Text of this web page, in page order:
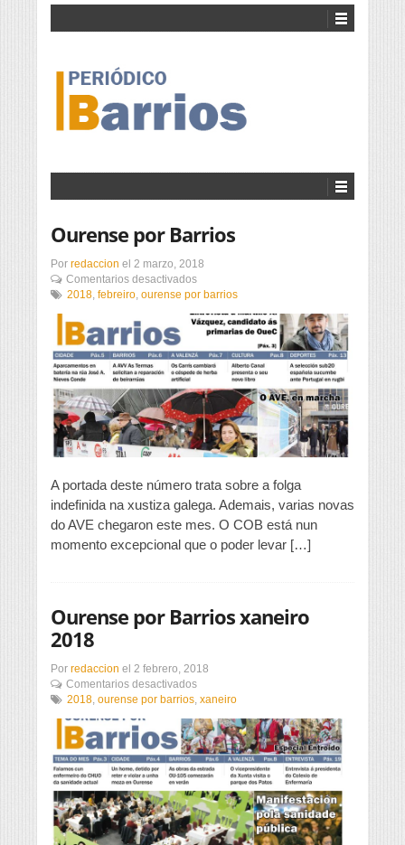
Ourense por Barrios
Por redaccion el 2 marzo, 2018
Comentarios desactivadosen
Ourense
Barrios
2018, febreiro, ourense por barrios
A portada deste número trata sobre a folga
indefinida na xustiza galega. Ademais, varias novas
do AVE chegaron este mes. O COB está nun
momento excepcional que o poder levar […]
Ourense por Barrios xaneiro
2018
Por redaccion el 2 febrero, 2018
Comentarios desactivadosen
Ourense
Barrios
xaneiro
2018
2018, ourense por barrios, xaneiro